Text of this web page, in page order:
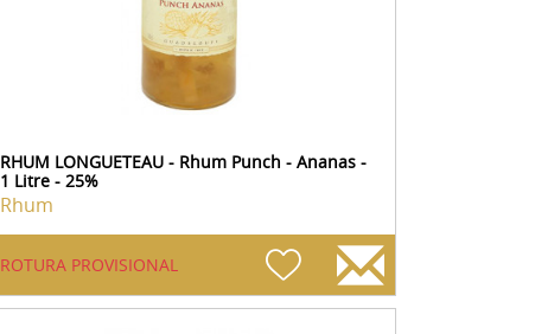
RHUM LONGUETEAU - Rhum Punch - Ananas -
1 Litre - 25%
Rhum
ROTURA PROVISIONAL